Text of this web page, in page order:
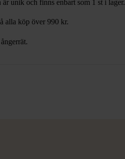
är unik och finns enbart som 1 st i lager.
alla köp över 990 kr.